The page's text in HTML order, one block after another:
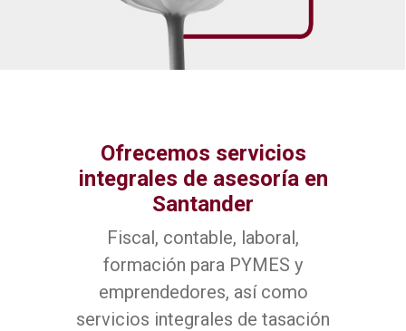
Ofrecemos servicios
integrales de asesoría en
Santander
Fiscal, contable, laboral,
formación para PYMES y
emprendedores, así como
servicios integrales de tasación